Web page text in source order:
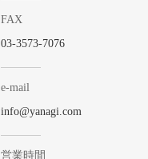
FAX
03-3573-7076
e-mail
info@yanagi.com
営業時間